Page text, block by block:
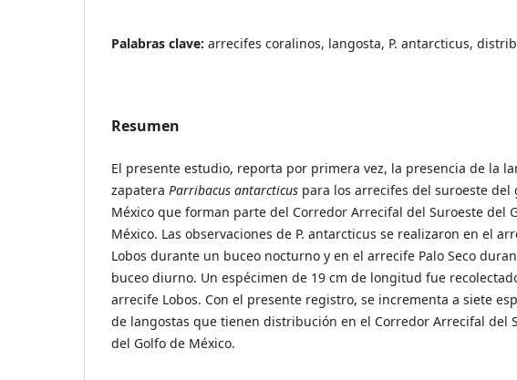
Palabras clave: arrecifes coralinos, langosta, P. antarcticus,
Resumen
El presente estudio, reporta por primera vez, la presencia de la
zapatera Parribacus antarcticus para los arrecifes del suroeste del
México que forman parte del Corredor Arrecifal del Suroeste del
México. Las observaciones de P. antarcticus se realizaron en el
Lobos durante un buceo nocturno y en el arrecife Palo Seco
buceo diurno. Un espécimen de 19 cm de longitud fue
arrecife Lobos. Con el presente registro, se incrementa a siete
de langostas que tienen distribución en el Corredor Arrecifal del
del Golfo de México.